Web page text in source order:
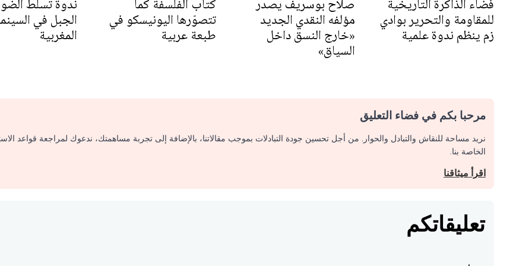
فضاء الذاكرة التاريخية
للمقاومة والتحرير بوادي
زم ينظم ندوة علمية
صلاح بوسريف يصدر
مؤلفه النقدي الجديد
«خارج النسق داخل
السياق»
كتاب الفلسفة كما
تتصوّرها اليونيسكو في
طبعة عربية
ندوة تسلّط
الجبل في
المغربية
مرحبا بكم في فضاء التعليق
نريد مساحة للنقاش والتبادل والحوار. من أجل تحسين جودة التبادلات بموجب مقالاتنا، بالإضافة إلى تجربة مساهمتك، ندعوك لمراجعة قواعد
الخاصة بنا.
اقرأ ميثاقنا
تعليقاتكم